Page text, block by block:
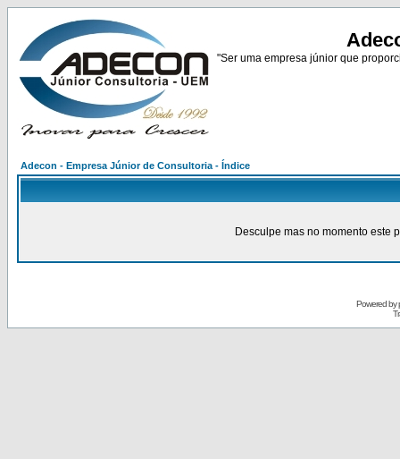
"Ser uma empresa júnior que
Adecon - Empresa Júnior de Consultoria - Índice
Desculpe mas no momento este
Powered by